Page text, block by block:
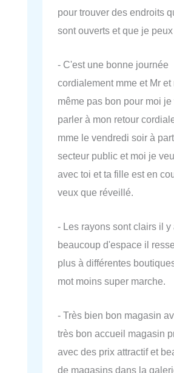
pour trouver des endroits
sont ouverts et que je
- C'est une bonne journée
cordialement mme et Mr et
même pas bon pour moi je
parler à mon retour
mme le vendredi soir à
secteur public et moi je
avec toi et ta fille est en
veux que réveillé.
- Les rayons sont clairs il y
beaucoup d'espace il
plus à différentes
mot moins super marche.
- Très bien bon magasin
très bon accueil magasin
avec des prix attractif et
de magasins dans la